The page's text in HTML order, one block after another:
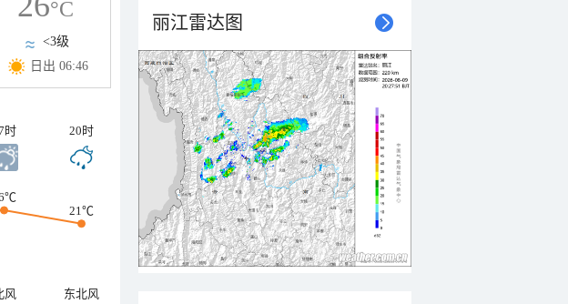
°C
<3级
日出 06:46
时 20时
21℃
风
东北风
丽江雷达图